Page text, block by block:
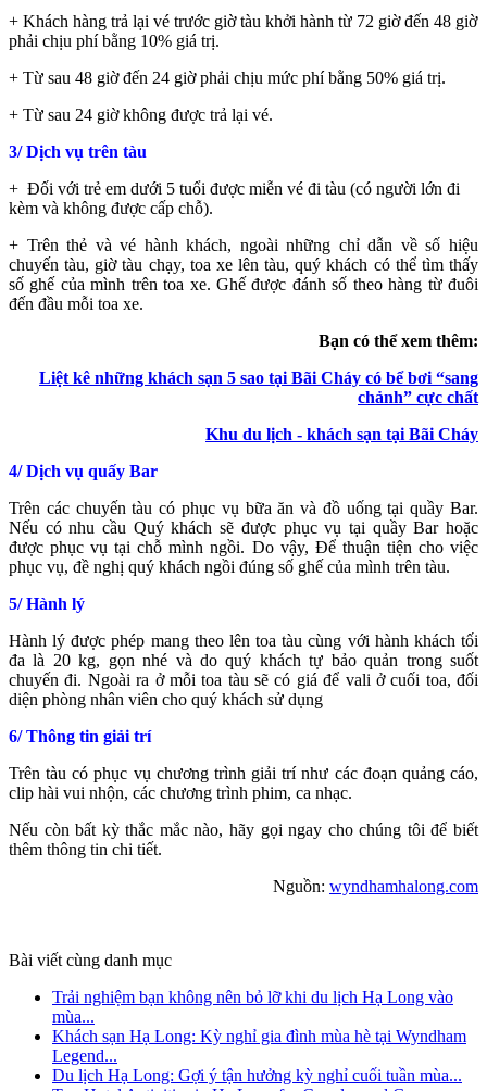
+ Khách hàng trả lại vé trước giờ tàu khởi hành từ 72 giờ đến 48 giờ
phải chịu phí bằng 10% giá trị.
+ Từ sau 48 giờ đến 24 giờ phải chịu mức phí bằng 50% giá trị.
+ Từ sau 24 giờ không được trả lại vé.
3/ Dịch vụ trên tàu
+ Đối với trẻ em dưới 5 tuổi được miễn vé đi tàu (có người lớn đi
kèm và không được cấp chỗ).
+ Trên thẻ và vé hành khách, ngoài những chỉ dẫn về số hiệu
chuyến tàu, giờ tàu chạy, toa xe lên tàu, quý khách có thể tìm thấy
số ghế của mình trên toa xe. Ghế được đánh số theo hàng từ đuôi
đến đầu mỗi toa xe.
Bạn có thể xem thêm:
Liệt kê những khách sạn 5 sao tại Bãi Cháy có bể bơi “sang
chảnh” cực chất
Khu du lịch - khách sạn tại Bãi Cháy
4/ Dịch vụ quấy Bar
Trên các chuyến tàu có phục vụ bữa ăn và đồ uống tại quầy Bar.
Nếu có nhu cầu Quý khách sẽ được phục vụ tại quầy Bar hoặc
được phục vụ tại chỗ mình ngồi. Do vậy, Để thuận tiện cho việc
phục vụ, đề nghị quý khách ngồi đúng số ghế của mình trên tàu.
5/ Hành lý
Hành lý được phép mang theo lên toa tàu cùng với hành khách tối
đa là 20 kg, gọn nhé và do quý khách tự bảo quản trong suốt
chuyến đi. Ngoài ra ở mỗi toa tàu sẽ có giá để vali ở cuối toa, đối
diện phòng nhân viên cho quý khách sử dụng
6/ Thông tin giải trí
Trên tàu có phục vụ chương trình giải trí như các đoạn quảng cáo,
clip hài vui nhộn, các chương trình phim, ca nhạc.
Nếu còn bất kỳ thắc mắc nào, hãy gọi ngay cho chúng tôi để biết
thêm thông tin chi tiết.
Nguồn: wyndhamhalong.com
Bài viết cùng danh mục
Trải nghiệm bạn không nên bỏ lỡ khi du lịch Hạ Long vào
mùa...
Khách sạn Hạ Long: Kỳ nghỉ gia đình mùa hè tại Wyndham
Legend...
Du lịch Hạ Long: Gợi ý tận hưởng kỳ nghỉ cuối tuần mùa...